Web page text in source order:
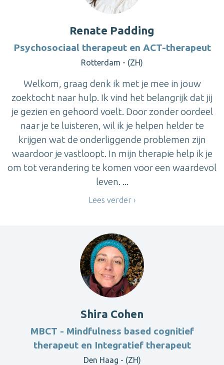
Renate Padding
Psychosociaal therapeut en ACT-therapeut
Rotterdam - (ZH)
Welkom, graag denk ik met je mee in jouw
zoektocht naar hulp. Ik vind het belangrijk dat jij
je gezien en gehoord voelt. Door zonder oordeel
naar je te luisteren, wil ik je helpen helder te
krijgen wat de onderliggende problemen zijn
waardoor je vastloopt. In mijn therapie help ik je
om tot verandering te komen voor een waardevol
leven. ...
Lees verder
Shira Cohen
MBCT - Mindfulness based cognitief
therapeut en Integratief therapeut
Den Haag - (ZH)